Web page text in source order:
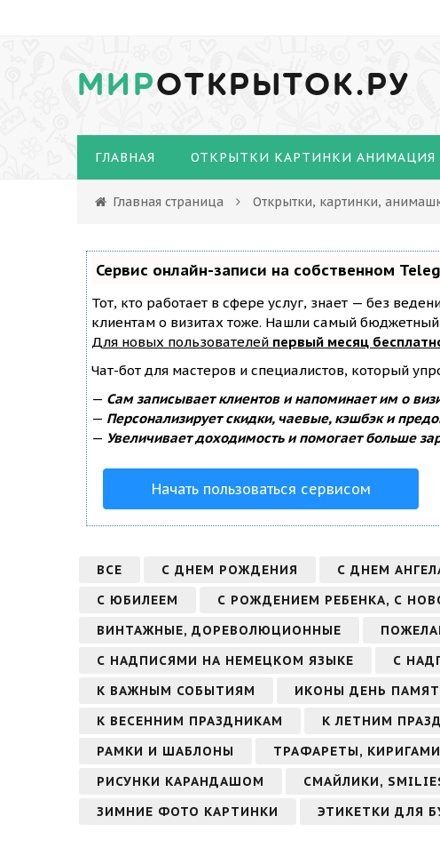
МИРОТКРЫТОК.РУ
ГЛАВНАЯ ОТКРЫТКИ КАРТИНКИ АНИМАЦИЯ
Главная страница Открытки, картинки,
Сервис онлайн-записи на собственном
Тот, кто работает в сфере услуг, знает — без
клиентам о визитах тоже. Нашли самый
Для новых пользователей первый месяц
Чат-бот для мастеров и специалистов, который
— Сам записывает клиентов и напоминает им о
— Персонализирует скидки, чаевые, кэшбэк и
— Увеличивает доходимость и помогает больше
Начать пользоваться сервисом
ВСЕ С ДНЕМ РОЖДЕНИЯ С ДНЕМ
С ЮБИЛЕЕМ
С РОЖДЕНИЕМ РЕБЕНКА, С
ВИНТАЖНЫЕ, ДОРЕВОЛЮЦИОННЫЕ
С НАДПИСЯМИ НА НЕМЕЦКОМ ЯЗЫКЕ
С
К ВАЖНЫМ СОБЫТИЯМ
ИКОНЫ ДЕНЬ
К ВЕСЕННИМ ПРАЗДНИКАМ
К ЛЕТНИМ
РАМКИ И ШАБЛОНЫ
ТРАФАРЕТЫ,
РИСУНКИ КАРАНДАШОМ
СМАЙЛИКИ,
ЗИМНИЕ ФОТО КАРТИНКИ
ЭТИКЕТКИ ДЛЯ